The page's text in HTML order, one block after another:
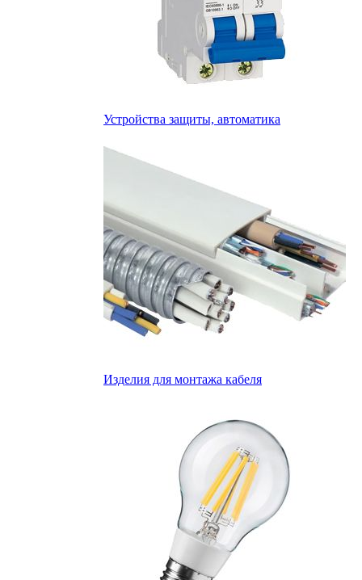
Устройства защиты, автоматика
Изделия для монтажа кабеля